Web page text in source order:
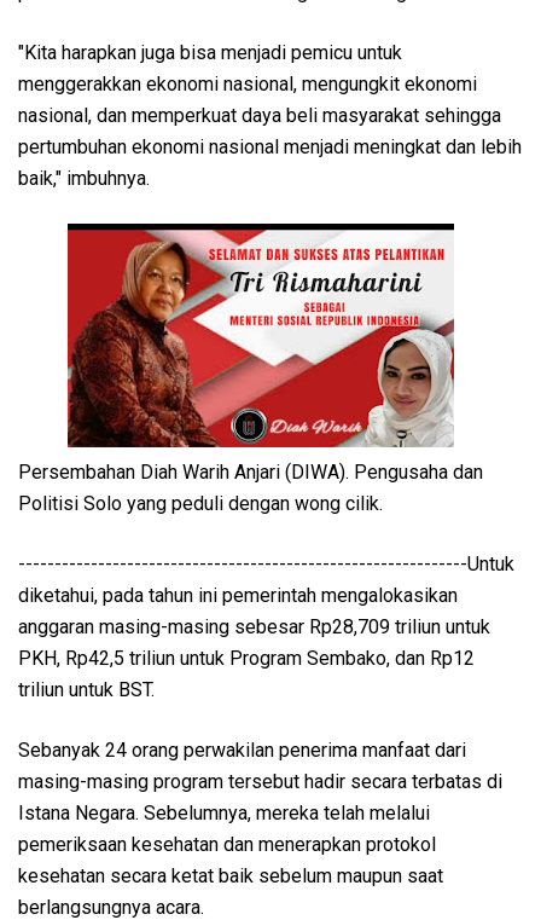
"Kita harapkan juga bisa menjadi pemicu untuk
menggerakkan ekonomi nasional, mengungkit ekonomi
nasional, dan memperkuat daya beli masyarakat sehingga
pertumbuhan ekonomi nasional menjadi meningkat dan lebih
baik," imbuhnya.
Persembahan Diah Warih Anjari (DIWA). Pengusaha dan
Politisi Solo yang peduli dengan wong cilik.
--------------------------------------------------------------Untuk
diketahui, pada tahun ini pemerintah mengalokasikan
anggaran masing-masing sebesar Rp28,709 triliun untuk
PKH, Rp42,5 triliun untuk Program Sembako, dan Rp12
triliun untuk BST.
Sebanyak 24 orang perwakilan penerima manfaat dari
masing-masing program tersebut hadir secara terbatas di
Istana Negara. Sebelumnya, mereka telah melalui
pemeriksaan kesehatan dan menerapkan protokol
kesehatan secara ketat baik sebelum maupun saat
berlangsungnya acara.